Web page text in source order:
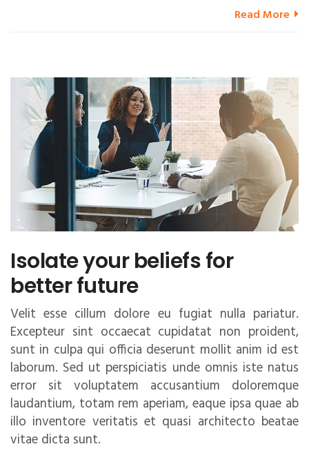
Read More
Isolate your beliefs for
better future
Velit esse cillum dolore eu fugiat nulla pariatur.
Excepteur sint occaecat cupidatat non proident,
sunt in culpa qui officia deserunt mollit anim id est
laborum. Sed ut perspiciatis unde omnis iste natus
error sit voluptatem accusantium doloremque
laudantium, totam rem aperiam, eaque ipsa quae ab
illo inventore veritatis et quasi architecto beatae
vitae dicta sunt.